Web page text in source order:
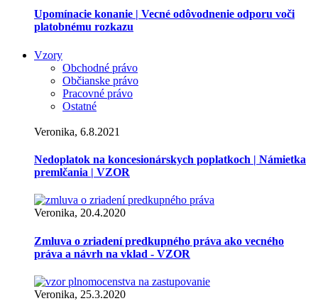
Upomínacie konanie | Vecné odôvodnenie odporu voči
platobnému rozkazu
Vzory
Obchodné právo
Občianske právo
Pracovné právo
Ostatné
Veronika, 6.8.2021
Nedoplatok na koncesionárskych poplatkoch | Námietka
premlčania | VZOR
Veronika, 20.4.2020
Zmluva o zriadení predkupného práva ako vecného
práva a návrh na vklad - VZOR
Veronika, 25.3.2020